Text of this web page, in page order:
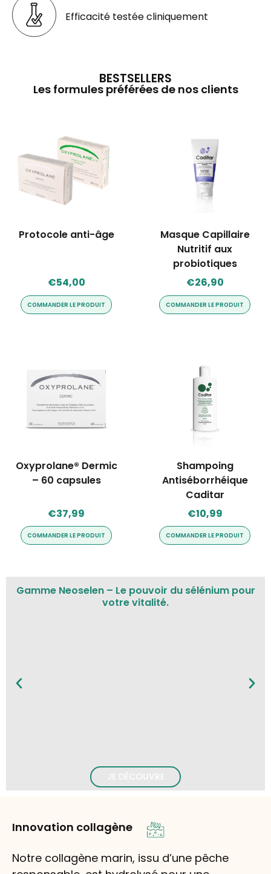
Efficacité testée cliniquement
BESTSELLERS
Les formules préférées de nos clients
Protocole anti-âge
€54,00
COMMANDER LE PRODUIT
Masque Capillaire
Nutritif aux
probiotiques
€26,90
COMMANDER LE PRODUIT
Oxyprolane® Dermic
– 60 capsules
€37,99
COMMANDER LE PRODUIT
Shampoing
Antiséborrhéique
Caditar
€10,99
COMMANDER LE PRODUIT
Gamme Neoselen – Le pouvoir du sélénium pour
votre vitalité.
Innovation collagène
Notre collagène marin, issu d’une pêche